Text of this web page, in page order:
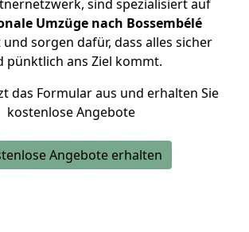
sind spezialisiert auf
Umzüge nach Bossembélé
sorgen dafür, dass alles sicher
pünktlich ans Ziel kommt.
das Formular aus und erhalten Sie
kostenlose Angebote
Angebote erhalten